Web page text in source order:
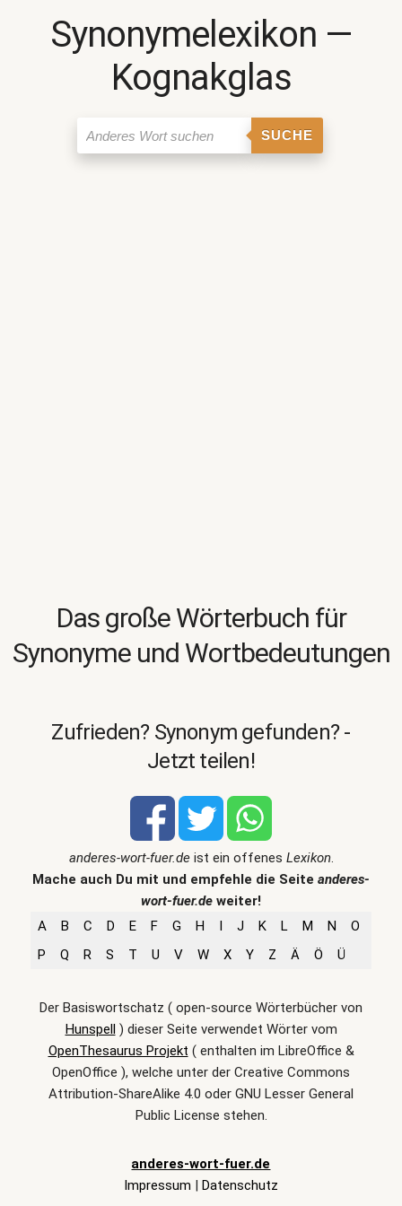
Synonymelexikon ―
Kognakglas
SUCHE
Das große Wörterbuch für
Synonyme und Wortbedeutungen
Zufrieden? Synonym gefunden? -
Jetzt teilen!
anderes-wort-fuer.deist ein offenes Lexikon.
Mache auch Du mit und empfehle die Seite anderes-
wort-fuer.de weiter!
A
B C D E F G H I J K L M N
O
P
Q R S T U V W X Y Z Ä Ö Ü
Der Basiswortschatz ( open-source Wörterbücher von
Hunspell) dieser Seite verwendet Wörter vom
OpenThesaurus Projekt ( enthalten im LibreOffice &
OpenOffice ), welche unter der Creative Commons
Attribution-ShareAlike 4.0 oder GNU Lesser General
Public License stehen.
anderes-wort-fuer.de
Impressum | Datenschutz